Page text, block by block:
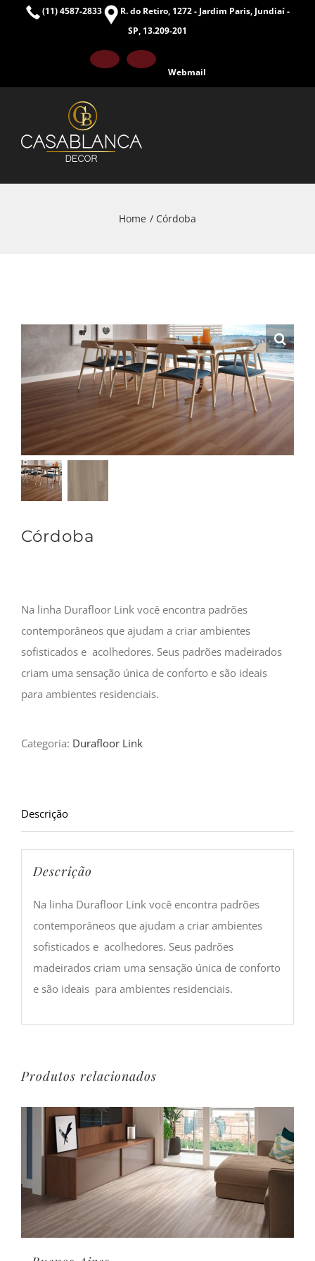
(11) 4587-2833
R. do Retiro, 1272 - Jardim Paris, Jundiaí -
SP, 13.209-201
FacebookInstagram
Webmail
Home Córdoba
Córdoba
Na linha Durafloor Link você encontra padrões
contemporâneos que ajudam a criar ambientes
sofisticados e acolhedores. Seus padrões madeirados
criam uma sensação única de conforto e são ideais
para ambientes residenciais.
Categoria: Durafloor Link
Descrição
Descrição
Na linha Durafloor Link você encontra padrões
contemporâneos que ajudam a criar ambientes
sofisticados e acolhedores. Seus padrões
madeirados criam uma sensação única de conforto
e são ideais para ambientes residenciais.
Produtos relacionados